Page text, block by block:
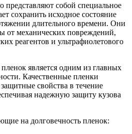
представляют собой специальное
сохранить исходное состояние
длительного времени. Они
от механических повреждений,
реагентов и ультрафиолетового
является одним из главных
Качественные пленки
свойства в течение
надежную защиту кузова
на долговечность пленок: